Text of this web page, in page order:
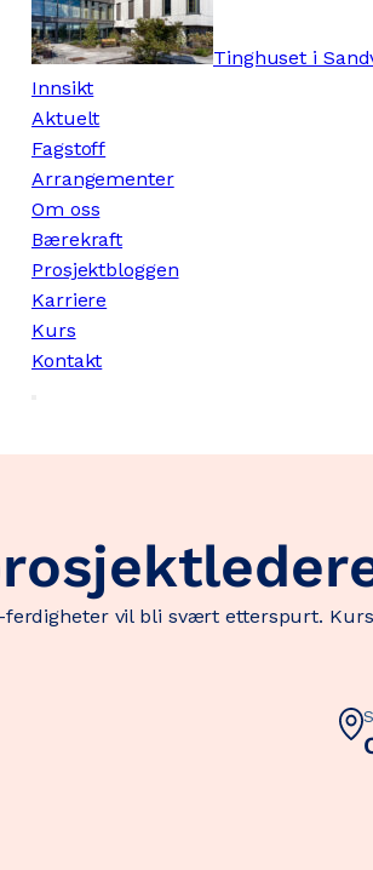
Tinghuset i
Innsikt
Aktuelt
Fagstoff
Arrangementer
Om oss
Bærekraft
Prosjektbloggen
Karriere
Kurs
Kontakt
ferdigheter vil bli svært etterspurt.